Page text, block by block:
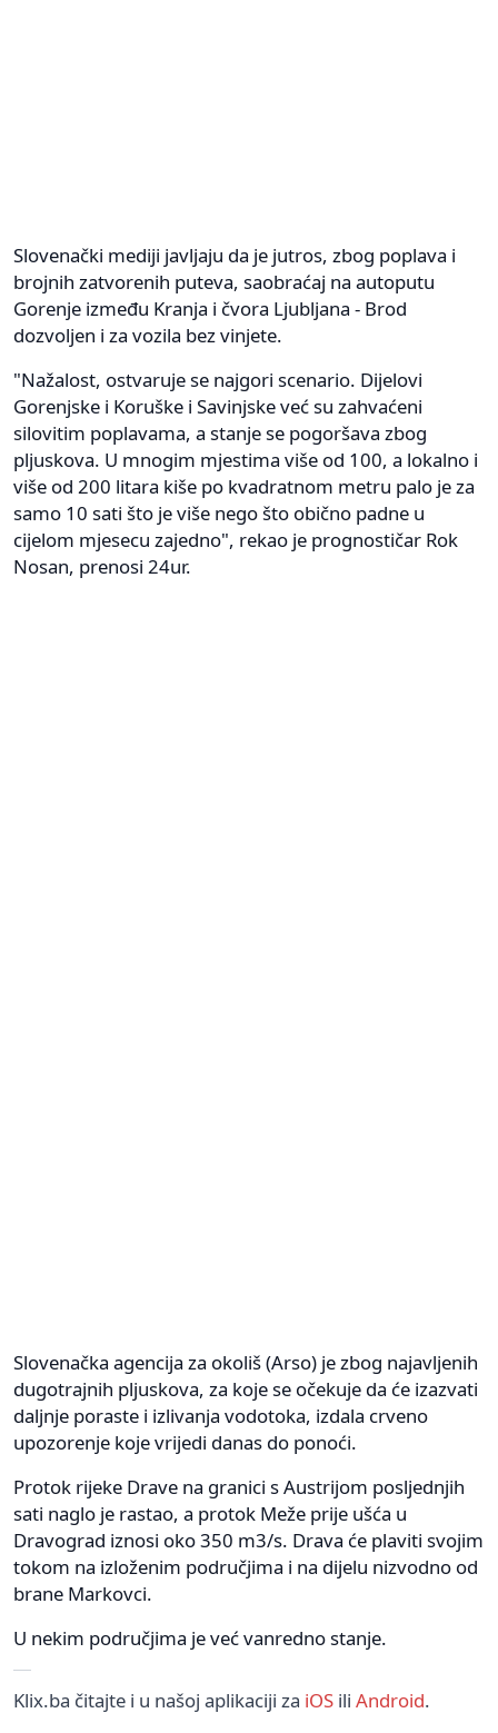
Slovenački mediji javljaju da je jutros, zbog poplava i
brojnih zatvorenih puteva, saobraćaj na autoputu
Gorenje između Kranja i čvora Ljubljana - Brod
dozvoljen i za vozila bez vinjete.
"Nažalost, ostvaruje se najgori scenario. Dijelovi
Gorenjske i Koruške i Savinjske već su zahvaćeni
silovitim poplavama, a stanje se pogoršava zbog
pljuskova. U mnogim mjestima više od 100, a lokalno i
više od 200 litara kiše po kvadratnom metru palo je za
samo 10 sati što je više nego što obično padne u
cijelom mjesecu zajedno", rekao je prognostičar Rok
Nosan, prenosi 24ur.
Slovenačka agencija za okoliš (Arso) je zbog najavljenih
dugotrajnih pljuskova, za koje se očekuje da će izazvati
daljnje poraste i izlivanja vodotoka, izdala crveno
upozorenje koje vrijedi danas do ponoći.
Protok rijeke Drave na granici s Austrijom posljednjih
sati naglo je rastao, a protok Meže prije ušća u
Dravograd iznosi oko 350 m3/s. Drava će plaviti svojim
tokom na izloženim područjima i na dijelu nizvodno od
brane Markovci.
U nekim područjima je već vanredno stanje.
Klix.ba čitajte i u našoj aplikaciji za iOS ili Android.